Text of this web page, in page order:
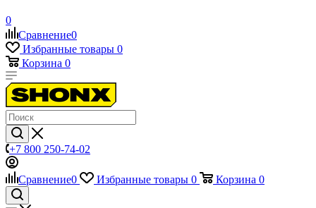
0
Сравнение0
Избранные товары 0
Корзина 0
+7 800 250-74-02
Сравнение0 Избранные товары 0 Корзина 0